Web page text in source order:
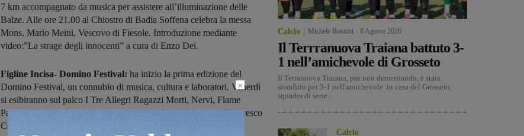
7 km accompagnato da musica per assistere all’illuminazione delle
Balze. Alle ore 21.00 al Chiostro di Badia Soffena celebra la messa
Mons. Mario Meini, Vescovo di Fiesole. Introduzione mediante
video:”La strage degli innocenti” a cura di Enzo Dei.
Figline Incisa- Domino Festival: ha inizio la prima edizione del
Domino Festival, un connubio di musica, cultura e laboratori. Venerdì
si esibiranno sul palco I Tre Allegri Ragazzi Morti, Nervi, Flame
Parade, Elephant Brain. Per la parte culturale saranno ospiti Francesco
Costa e Funghi Espresso/ Rifò.
Calcio Michele Bossini 8 Agosto 2026
Il Terrranuova Traiana battuto 3-
1 nell’amichevole di Grosseto
Il Terranuova Traiana, pur non demeritando, è stata
sconfitto per 3-1 nell'amichevole in casa del Grosseto,
squadra di serie...
Calcio
×